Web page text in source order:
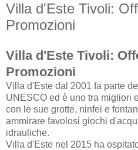
Villa d'Este Tivoli:
Promozioni
Villa d'Este Tivoli:
Promozioni
Villa d'Este dal 2001 fa parte
UNESCO ed è uno tra migliori
con le sue grotte, ninfei e
ammirare favolosi giochi
idrauliche.
Villa d'Este nel 2015 ha